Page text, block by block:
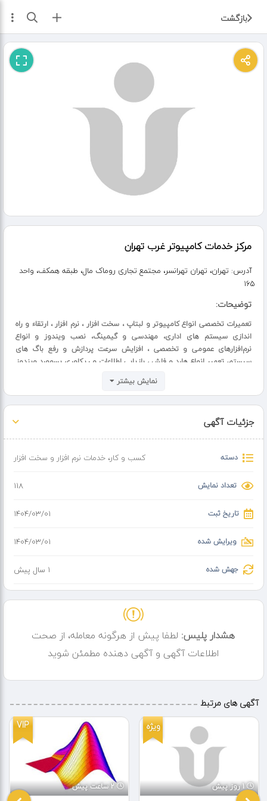
بازگشت ثبت آگهی
مرکز خدمات کامپیوتر غرب تهران
آدرس: تهران، تهران تهرانسر، مجتمع تجاری روماک مال، طبقه همکف، واحد
۱۶۵
توضیحات:
تعمیرات تخصصی انواع کامپیوتر و لبتاپ ، سخت افزار ، نرم افزار ، ارتقاء و راه
اندازی سیستم های اداری، مهندسی و گیمینگ، نصب ویندوز و انواع
نرم‌افزارهای عمومی و تخصصی ، افزایش سرعت پردازش و رفع باگ های
سیستم، تعمیر انواع هارد و فلش ، بازیابی اطلاعات و ریکاوری پسوورد ویندوز
نمایش بیشتر
جزئیات آگهی
دسته کسب و کار،خدمات نرم افزار و سخت افزار
تعداد نمایش 118
تاریخ ثبت ۱۴۰۴/۰۳/۰۱
ویرایش شده ۱۴۰۴/۰۳/۰۱
جهش شده 1 سال پیش
هشدار پلیس: لطفا پیش از هرگونه معامله، از صحت
اطلاعات آگهی و آگهی دهنده مطمئن شوید
آگهی های مرتبط
VIP
2 ساعت پیش
ویژه
1 روز پیش